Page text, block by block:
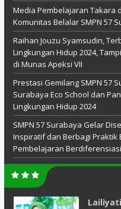
Media Pembelajaran Takara
Komunitas Belalar SMPN 57
Raihan Jouzu Syamsudin,
Lingkungan Hidup 2024,
di Munas Apeksi VII
Prestasi Gemilang SMPN 57
Surabaya Eco School dan
Lingkungan Hidup 2024
SMPN 57 Surabaya Gelar
Inspiratif dan Berbagi Praktik
Pembelajaran Berdiferensiasi